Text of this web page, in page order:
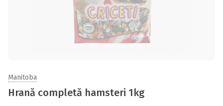
Manitoba
Hrană completă hamsteri 1kg